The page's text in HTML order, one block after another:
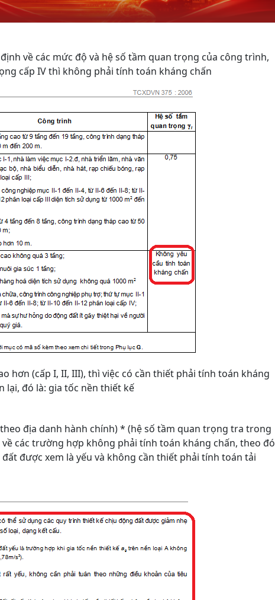
định về các mức độ và hệ số tầm quan trọng của công trình,
cấp IV thì không phải tính toán kháng chấn
hơn (cấp I, II, III), thì việc có cần thiết phải tính toán kháng
lại, đó là: gia tốc nền thiết kế
địa danh hành chính) * (hệ số tầm quan trọng tra trong
về các trường hợp không phải tính toán kháng chấn, theo đó
được xem là yếu và không cần thiết phải tính toán tải